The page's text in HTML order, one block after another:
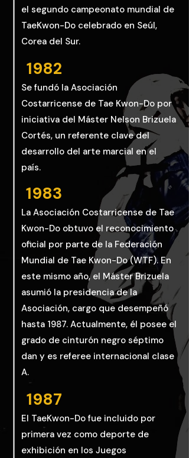
el segundo campeonato mundial de
TaeKwon-Do celebrado en Seúl,
Corea del Sur.
1982
Se fundó la Asociación
Costarricense de Tae Kwon-Do por
iniciativa del Máster Nelson Brizuela
Cortés, un referente clave del
desarrollo del arte marcial en el
país.
1983
La Asociación Costarricense de Tae
Kwon-Do obtuvo el reconocimiento
oficial por parte de la Federación
Mundial de Tae Kwon-Do (WTF). En
este mismo año, el Máster Brizuela
asumió la presidencia de la
Asociación, cargo que desempeñó
hasta 1987. Actualmente, él posee el
grado de cinturón negro séptimo
dan y es referee internacional clase
A.
1987
El TaeKwon-Do fue incluido por
primera vez como deporte de
exhibición en los Juegos